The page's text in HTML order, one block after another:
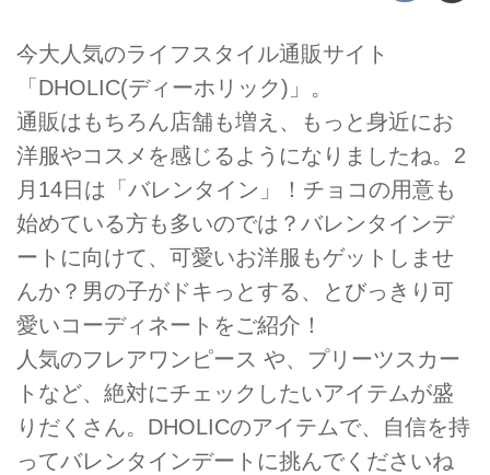
今大人気のライフスタイル通販サイト
「DHOLIC(ディーホリック)」。
通販はもちろん店舗も増え、もっと身近にお
洋服やコスメを感じるようになりましたね。2
月14日は「バレンタイン」！チョコの用意も
始めている方も多いのでは？バレンタインデ
ートに向けて、可愛いお洋服もゲットしませ
んか？男の子がドキっとする、とびっきり可
愛いコーディネートをご紹介！
人気のフレアワンピース や、プリーツスカー
トなど、絶対にチェックしたいアイテムが盛
りだくさん。DHOLICのアイテムで、自信を持
ってバレンタインデートに挑んでくださいね